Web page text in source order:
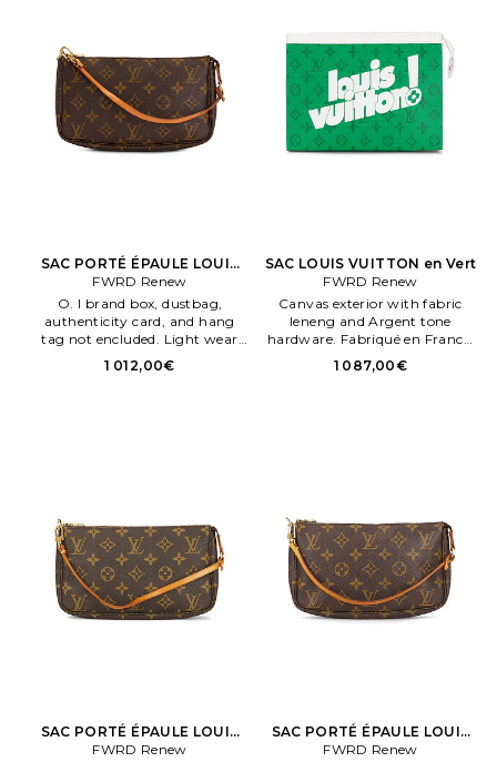
SAC PORTÉ ÉPAULE LOUIS
VUITTON en Marron
FWRD Renew
O. l brand box, dustbag,
authenticity card, and hang
tag not encluded. Light wear
throughout. Légères rayures
sur les ferrures extérieures.
1 012,00€
SAC LOUIS VUITTON en Vert
FWRD Renew
Canvas exterior with fabric
leneng and Argent tone
hardware. Fabriqué en France.
Bien. Menor creases and scuffs
to exterior. 6 enterior card
1 087,00€
SAC PORTÉ ÉPAULE LOUIS
VUITTON en Marron
FWRD Renew
SAC PORTÉ ÉPAULE LOUIS
VUITTON en Marron
FWRD Renew